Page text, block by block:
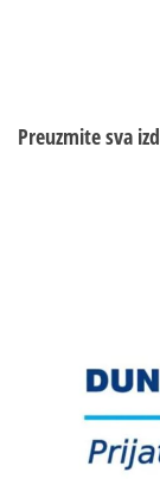
Preuzmite sva